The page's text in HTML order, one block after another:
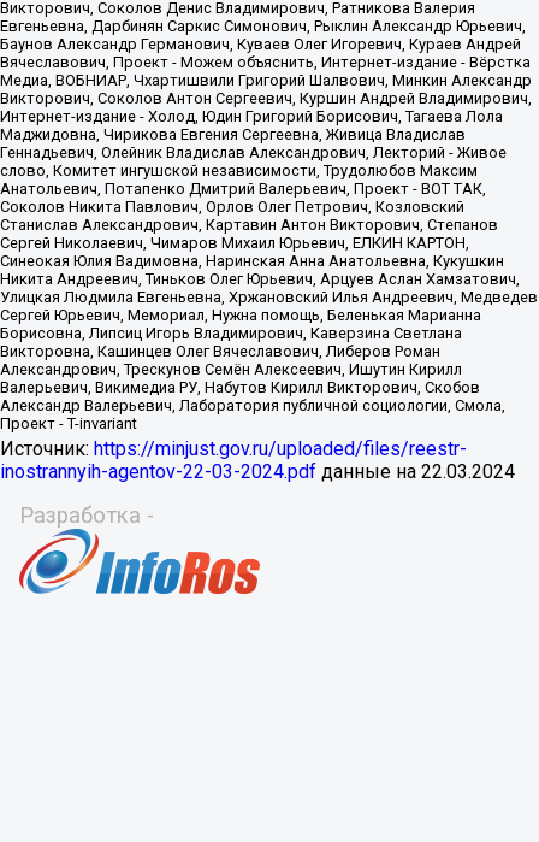
Источник: https://minjust.gov.ru/uploaded/files/reestr-
inostrannyih-agentov-22-03-2024.pdf данные на 22.03.2024
Разработка -